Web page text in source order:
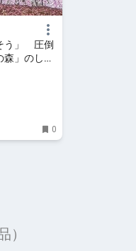
う」 圧倒
」のしだ
0
）